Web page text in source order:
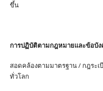
ขึ้น
การปฏิบัติตามกฎหมายและข้อบัง
สอดคล้องตามมาตรฐาน / กฎระ
ทั่วโลก